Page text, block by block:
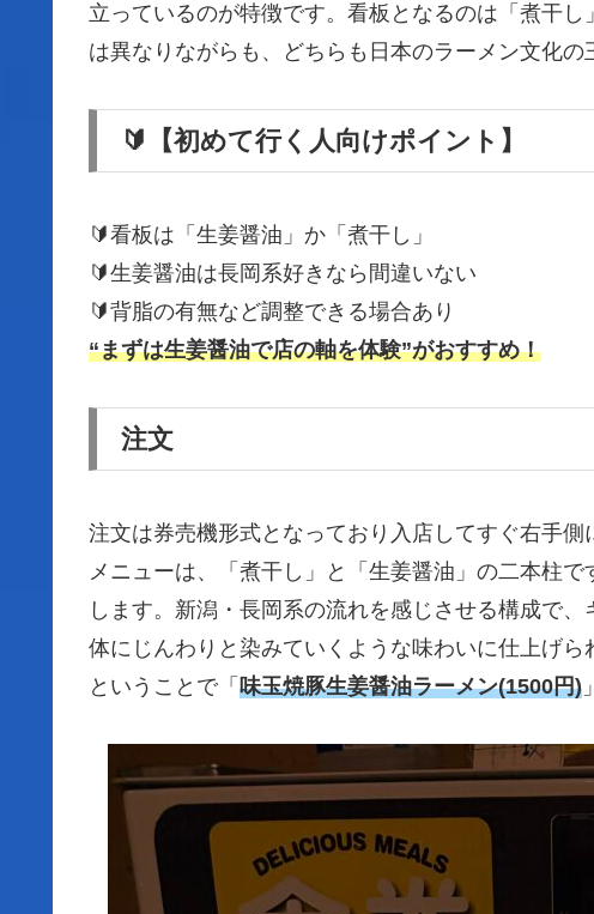
立っているのが特徴です。看板となるのは「煮干
は異なりながらも、どちらも日本のラーメン文化の
🔰【初めて行く人向けポイント】
🔰看板は「生姜醤油」か「煮干し」
🔰生姜醤油は長岡系好きなら間違いない
🔰背脂の有無など調整できる場合あり
“まずは生姜醤油で店の軸を体験”がおすすめ！
注文
注文は券売機形式となっており入店してすぐ右手側
メニューは、「煮干し」と「生姜醤油」の二本柱
します。新潟・長岡系の流れを感じさせる構成で
体にじんわりと染みていくような味わいに仕上げら
ということで「 味玉焼豚生姜醤油ラーメン(1500円)